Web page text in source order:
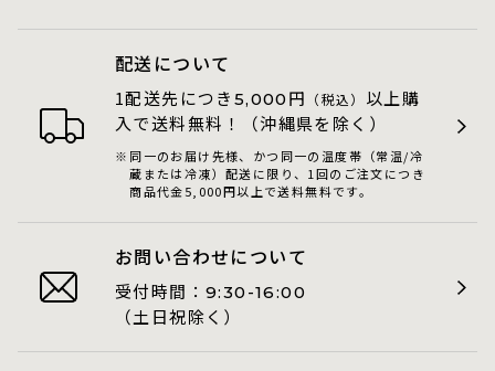
配送について
1配送先につき 5,000 円 （税込） 以上購
入で送料無料！（沖縄県を除く）
同一のお届け先様、かつ同一の温度帯（常温/冷
蔵または冷凍）配送に限り、1回のご注文につき
商品代金5,000円以上で送料無料です。
お問い合わせについて
受付時間： 9:30-16:00
（土日祝除く）